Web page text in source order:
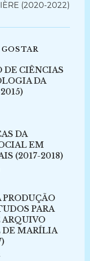
(2020-2022)
DE CIÊNCIAS
DA
DA
EM
(2017-2018)
PARA
DE MARÍLIA